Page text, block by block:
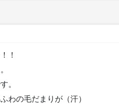
！
。
わの毛だまりが（汗）